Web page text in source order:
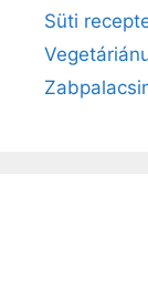
Süti